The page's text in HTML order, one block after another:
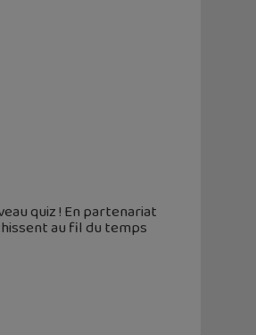
quiz ! En partenariat
au fil du temps